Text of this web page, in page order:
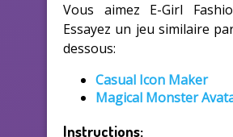
Vous aimez E-Girl
Essayez un jeu similaire
dessous:
Casual Icon Maker
Magical Monster
Instructions: